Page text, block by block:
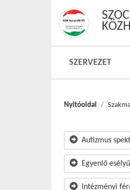
SZERVEZET
Nyitóoldal
Autizmus
Egyenlő
Intézményi